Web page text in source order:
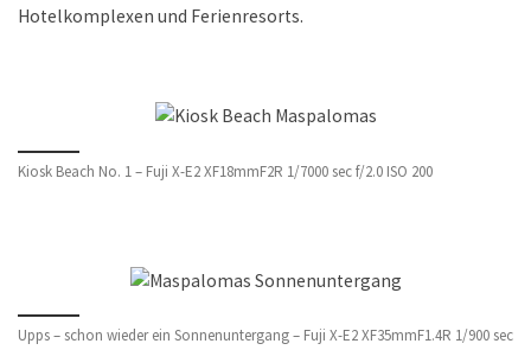
Hotelkomplexen und Ferienresorts.
Kiosk Beach No. 1 – Fuji X-E2 XF18mmF2R 1/7000 sec f/2.0 ISO 200
Upps – schon wieder ein Sonnenuntergang – Fuji X-E2 XF35mmF1.4R 1/900 sec